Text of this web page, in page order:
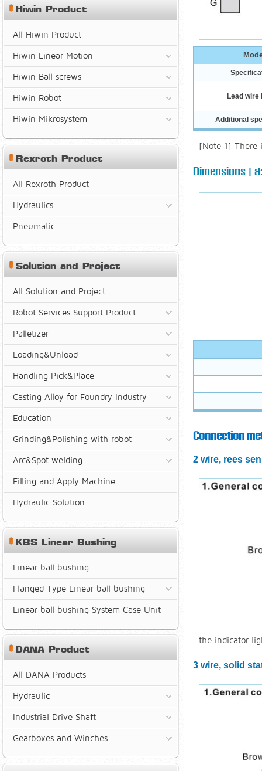
Lead wire
Additional
[Note 1] There
Dimensions | ส
Connection
2 wire, rees
the indicator
3 wire, solid
Hiwin Product
All Hiwin Product
Hiwin Linear Motion
Hiwin Ball screws
Hiwin Robot
Hiwin Mikrosystem
Rexroth Product
All Rexroth Product
Hydraulics
Pneumatic
Solution and Project
All Solution and Project
Robot Services Support Product
Palletizer
Loading&Unload
Handling Pick&Place
Casting Alloy for Foundry Industry
Education
Grinding&Polishing with robot
Arc&Spot welding
Filling and Apply Machine
Hydraulic Solution
KBS Linear Bushing
Linear ball bushing
Flanged Type Linear ball bushing
Linear ball bushing System Case Unit
DANA Product
All DANA Products
Hydraulic
Industrial Drive Shaft
Gearboxes and Winches